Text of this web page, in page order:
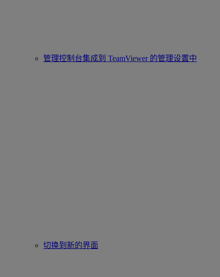
管理控制台集成到 TeamViewer 的管理设置中
切换到新的界面